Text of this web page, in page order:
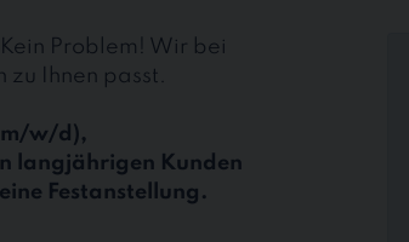
Problem! Wir bei
zu Ihnen passt.
w/d),
langjährigen Kunden
Festanstellung.